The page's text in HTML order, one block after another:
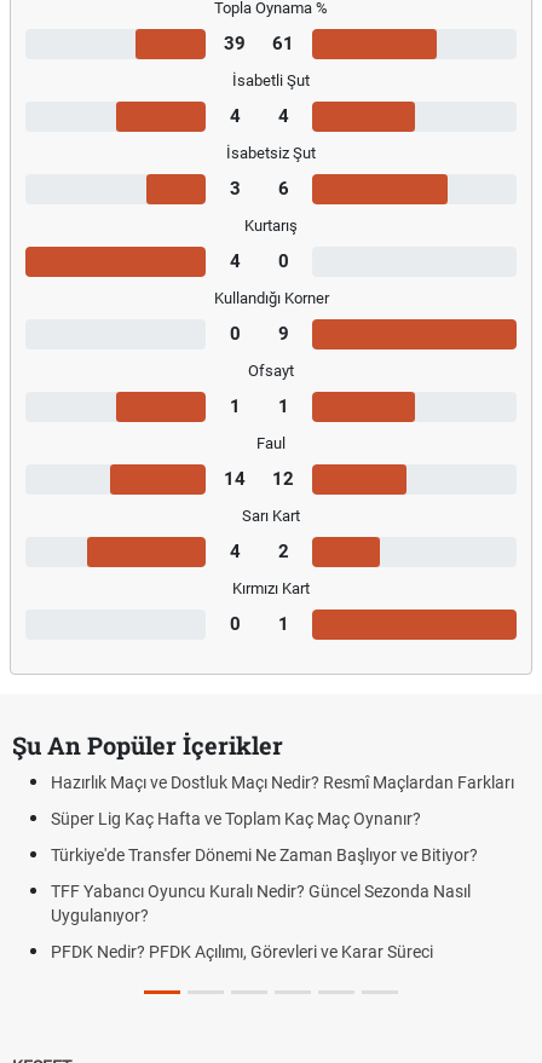
Topla Oynama %
39 61
İsabetli Şut
4 4
İsabetsiz Şut
3 6
Kurtarış
4 0
Kullandığı Korner
0 9
Ofsayt
1 1
Faul
14 12
Sarı Kart
4 2
Kırmızı Kart
0 1
Şu An Popüler İçerikler
Hazırlık Maçı ve Dostluk Maçı Nedir? Resmî Maçlardan Farkları
Süper Lig Kaç Hafta ve Toplam Kaç Maç Oynanır?
Türkiye'de Transfer Dönemi Ne Zaman Başlıyor ve Bitiyor?
TFF Yabancı Oyuncu Kuralı Nedir? Güncel Sezonda Nasıl
Uygulanıyor?
PFDK Nedir? PFDK Açılımı, Görevleri ve Karar Süreci